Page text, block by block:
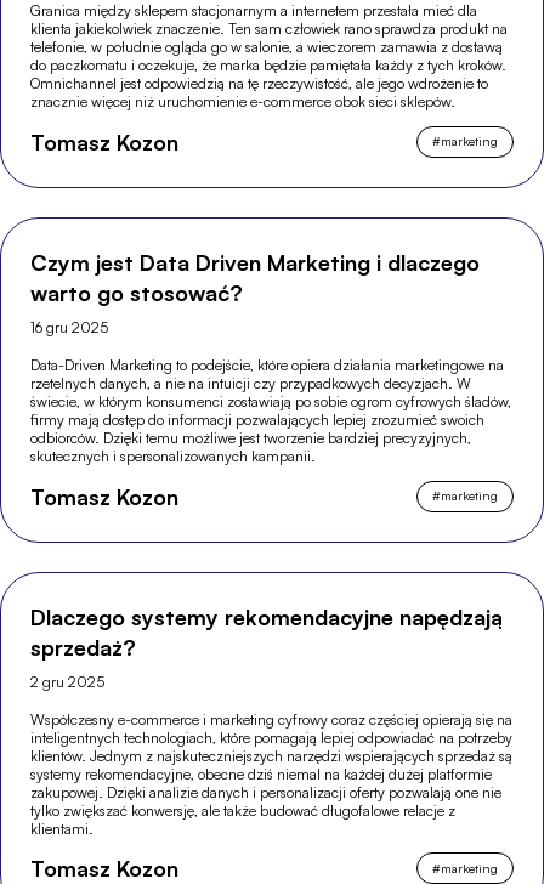
Granica między sklepem stacjonarnym a internetem przestała mieć dla
klienta jakiekolwiek znaczenie. Ten sam człowiek rano sprawdza produkt na
telefonie, w południe ogląda go w salonie, a wieczorem zamawia z dostawą
do paczkomatu i oczekuje, że marka będzie pamiętała każdy z tych kroków.
Omnichannel jest odpowiedzią na tę rzeczywistość, ale jego wdrożenie to
znacznie więcej niż uruchomienie e-commerce obok sieci sklepów.
Tomasz Kozon #marketing
Czym jest Data Driven Marketing i dlaczego
warto go stosować?
16 gru 2025
Data-Driven Marketing to podejście, które opiera działania marketingowe na
rzetelnych danych, a nie na intuicji czy przypadkowych decyzjach. W
świecie, w którym konsumenci zostawiają po sobie ogrom cyfrowych śladów,
firmy mają dostęp do informacji pozwalających lepiej zrozumieć swoich
odbiorców. Dzięki temu możliwe jest tworzenie bardziej precyzyjnych,
skutecznych i spersonalizowanych kampanii.
Tomasz Kozon #marketing
Dlaczego systemy rekomendacyjne napędzają
sprzedaż?
2 gru 2025
Współczesny e-commerce i marketing cyfrowy coraz częściej opierają się na
inteligentnych technologiach, które pomagają lepiej odpowiadać na potrzeby
klientów. Jednym z najskuteczniejszych narzędzi wspierających sprzedaż są
systemy rekomendacyjne, obecne dziś niemal na każdej dużej platformie
zakupowej. Dzięki analizie danych i personalizacji oferty pozwalają one nie
tylko zwiększać konwersję, ale także budować długofalowe relacje z
klientami.
Tomasz Kozon #marketing